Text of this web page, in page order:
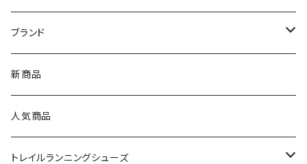
ブランド
asics（アシックス）
On（オン）
YONEX（ヨネックス）
新商品
人気商品
トレイルランニングシューズ